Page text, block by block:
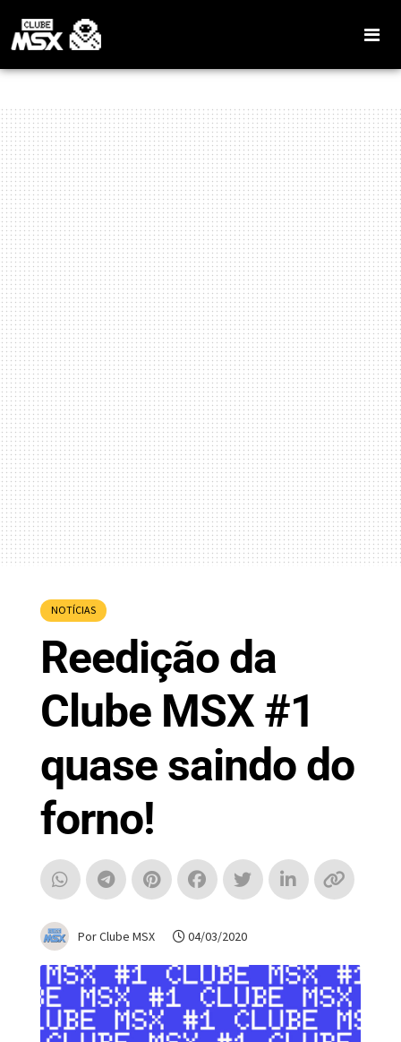
NOTÍCIAS
Reedição da
Clube MSX #1
quase saindo do
forno!
Por Clube MSX 04/03/2020